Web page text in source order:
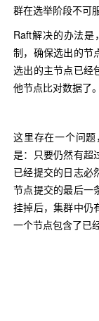
群在选举阶段不可
Raft解决的办法
制，确保选出的节
选出的主节点已经
他节点比对数据了
这里存在一个问
是：只要仍然有超
已经提交的日志必
节点提交的最后一
挂掉后，集群中仍
一个节点包含了已